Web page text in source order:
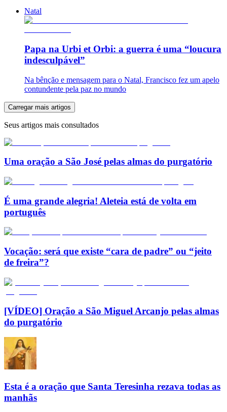
Natal
Papa na Urbi et Orbi: a guerra é uma “loucura
indesculpável”
Na bênção e mensagem para o Natal, Francisco fez um apelo
contundente pela paz no mundo
Carregar mais artigos
Seus artigos mais consultados
Uma oração a São José pelas almas do purgatório
É uma grande alegria! Aleteia está de volta em
português
Vocação: será que existe “cara de padre” ou “jeito
de freira”?
[VÍDEO] Oração a São Miguel Arcanjo pelas almas
do purgatório
Esta é a oração que Santa Teresinha rezava todas as
manhãs